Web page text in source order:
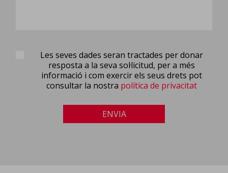
Les seves dades seran tractades per donar
resposta a la seva sol·licitud, per a més
informació i com exercir els seus drets pot
consultar la nostra política de privacitat
ENVIA